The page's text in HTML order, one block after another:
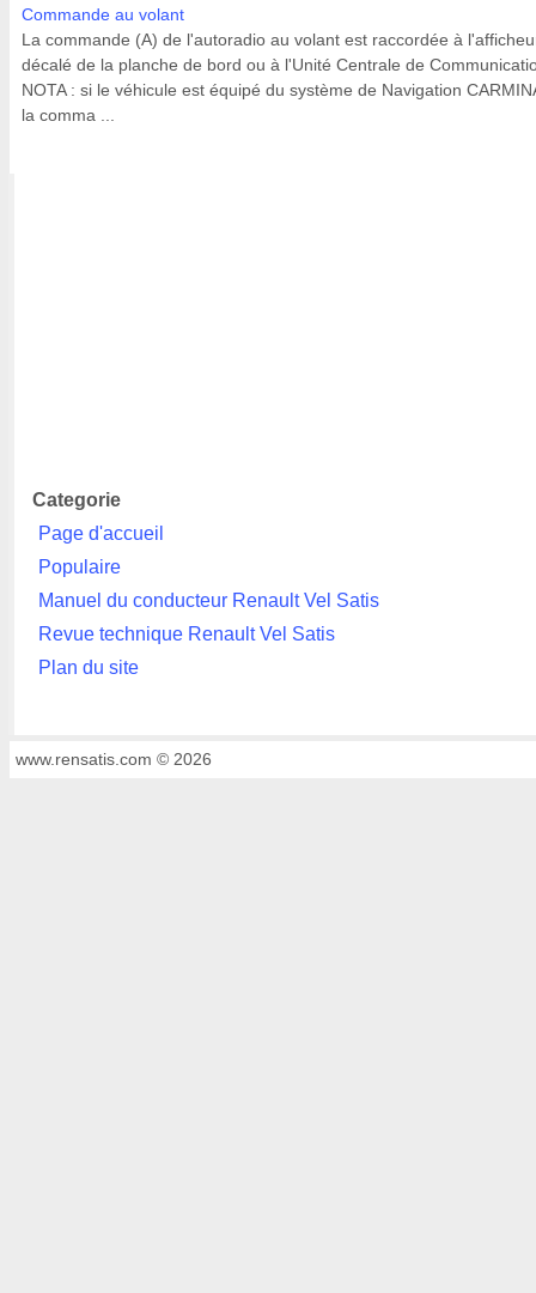
Commande au volant
La commande (A) de l'autoradio au volant est raccordée à
décalé de la planche de bord ou à l'Unité Centrale de
NOTA : si le véhicule est équipé du système de Navigation
la comma ...
Categorie
Page d'accueil
Populaire
Manuel du conducteur Renault Vel Satis
Revue technique Renault Vel Satis
Plan du site
www.rensatis.com © 2026